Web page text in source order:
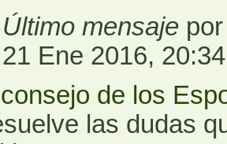
Último mensaje
21 Ene 2016, 20:34
de los
las dudas